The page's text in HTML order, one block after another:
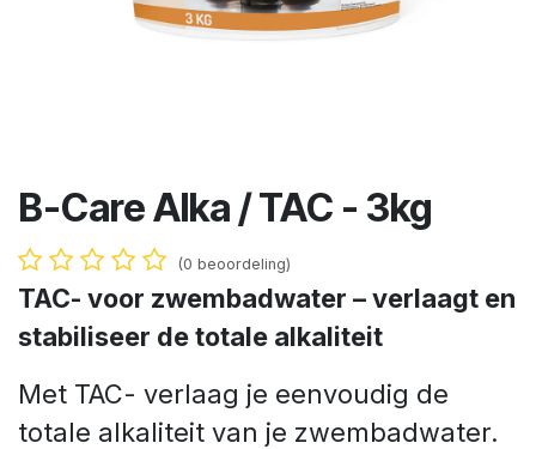
B-Care Alka / TAC - 3kg
(0 beoordeling)
TAC- voor zwembadwater – verlaagt en
stabiliseer de totale alkaliteit
Met TAC- verlaag je eenvoudig de
totale alkaliteit van je zwembadwater.